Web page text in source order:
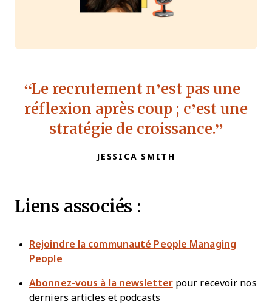
Le recrutement n’est pas une
réflexion après coup ; c’est une
stratégie de croissance.
JESSICA SMITH
Liens associés :
Rejoindre la communauté People Managing
People
Abonnez-vous à la newsletterpour recevoir nos
derniers articles et podcasts